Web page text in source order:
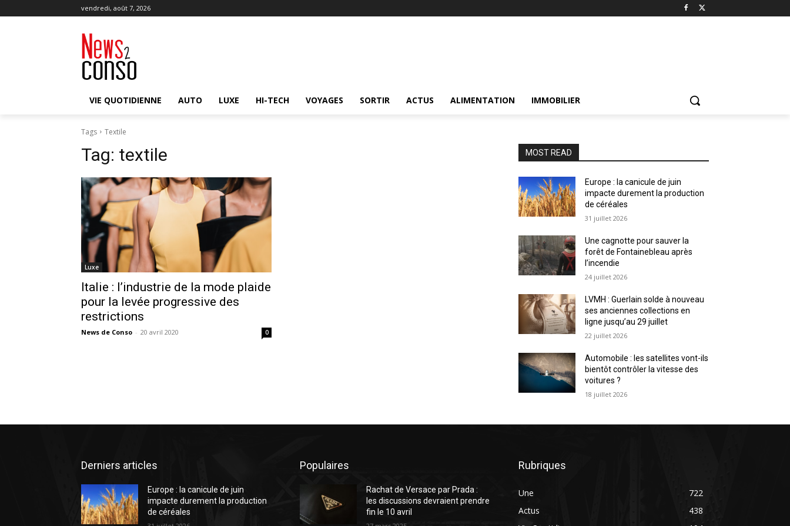
vendredi, août 7, 2026
VIE QUOTIDIENNE AUTO LUXE HI-TECH VOYAGES SORTIR ACTUS ALIMENTATION IMMOBILIER
Tags Textile
Tag: textile
Luxe
Italie : l’industrie de la mode plaide
pour la levée progressive des
restrictions
News de Conso - 20 avril 2020 0
MOST READ
Europe : la canicule de juin
impacte durement la production
de céréales
31 juillet 2026
Une cagnotte pour sauver la
forêt de Fontainebleau après
l’incendie
24 juillet 2026
LVMH : Guerlain solde à nouveau
ses anciennes collections en
ligne jusqu’au 29 juillet
22 juillet 2026
Automobile : les satellites vont-ils
bientôt contrôler la vitesse des
voitures ?
18 juillet 2026
Derniers articles
Europe : la canicule de juin
impacte durement la production
de céréales
Populaires
Rachat de Versace par Prada :
les discussions devraient prendre
fin le 10 avril
Rubriques
Une
722
Actus
438